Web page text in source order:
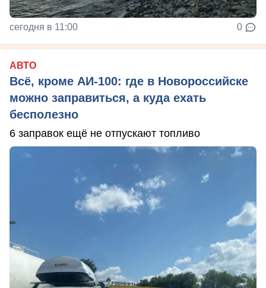
сегодня в 11:00 0
АВТО
Всё, кроме АИ-100: где в Новороссийске
можно заправиться, а куда ехать
бесполезно
6 заправок ещё не отпускают топливо